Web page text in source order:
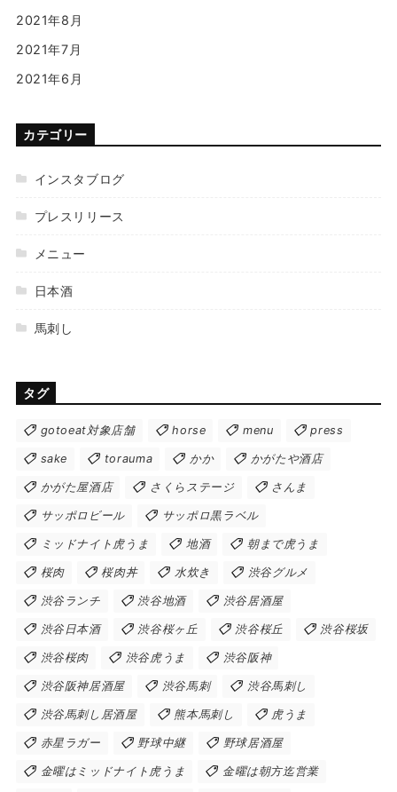
2021年8月
2021年7月
2021年6月
カテゴリー
インスタブログ
プレスリリース
メニュー
日本酒
馬刺し
タグ
gotoeat対象店舗 horse menu press
sake torauma かか かがたや酒店
かがた屋酒店 さくらステージ さんま
サッポロビール サッポロ黒ラベル
ミッドナイト虎うま 地酒 朝まで虎うま
桜肉 桜肉丼 水炊き 渋谷グルメ
渋谷ランチ 渋谷地酒 渋谷居酒屋
渋谷日本酒 渋谷桜ヶ丘 渋谷桜丘 渋谷桜坂
渋谷桜肉 渋谷虎うま 渋谷阪神
渋谷阪神居酒屋 渋谷馬刺 渋谷馬刺し
渋谷馬刺し居酒屋 熊本馬刺し 虎うま
赤星ラガー 野球中継 野球居酒屋
金曜はミッドナイト虎うま 金曜は朝方迄営業